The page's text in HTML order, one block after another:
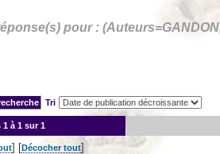
pour : (Auteurs=
Tri
1 à 1 sur 1
] [Décocher tout]